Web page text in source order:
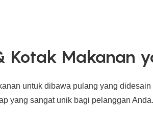
Makanan
untuk dibawa pulang yang
yang sangat unik bagi pelanggan Anda.